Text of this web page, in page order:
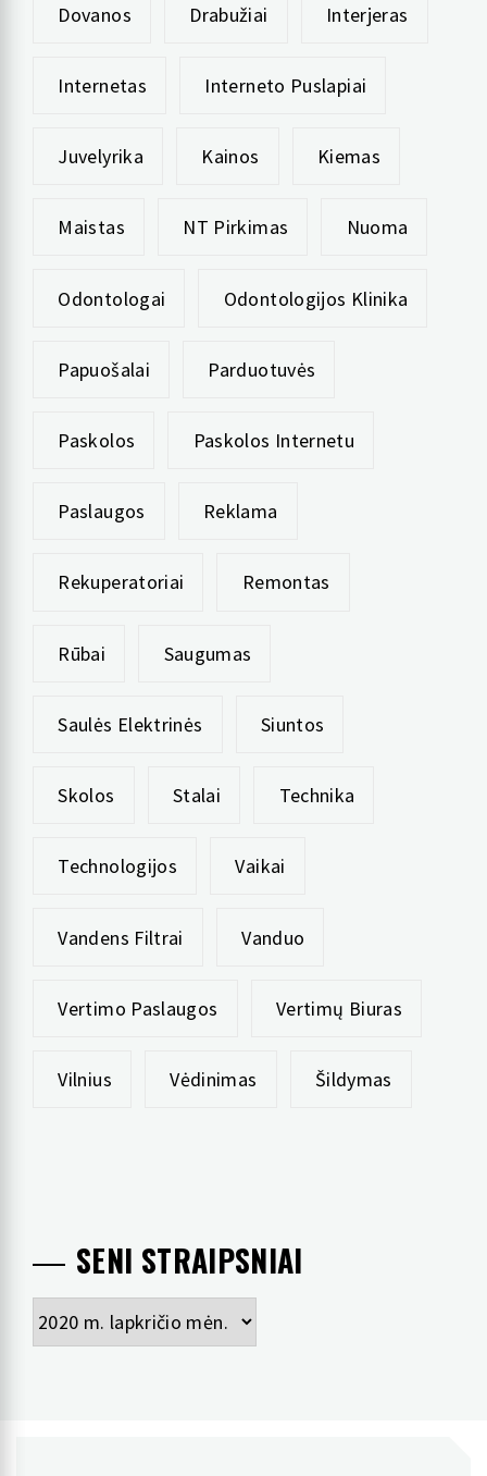
Dovanos Drabužiai Interjeras
Internetas Interneto Puslapiai
Juvelyrika Kainos Kiemas
Maistas NT Pirkimas Nuoma
Odontologai Odontologijos Klinika
Papuošalai Parduotuvės
Paskolos Paskolos Internetu
Paslaugos Reklama
Rekuperatoriai Remontas
Rūbai Saugumas
Saulės Elektrinės Siuntos
Skolos Stalai Technika
Technologijos Vaikai
Vandens Filtrai Vanduo
Vertimo Paslaugos Vertimų Biuras
Vilnius Vėdinimas Šildymas
SENI STRAIPSNIAI
Seni
straipsniai